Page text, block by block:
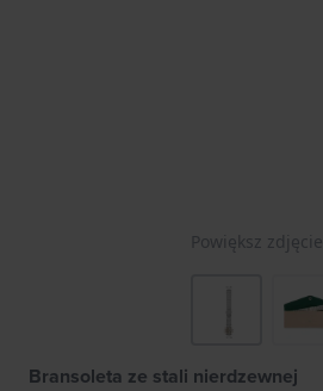
Powiększ zdjęcie
Bransoleta ze stali nierdzewnej